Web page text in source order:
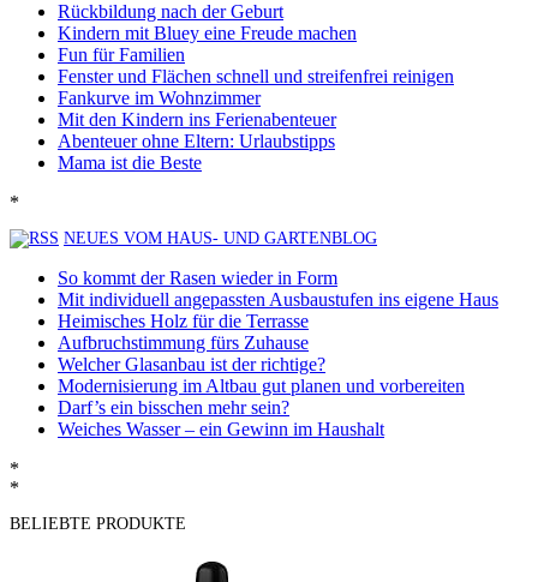
Rückbildung nach der Geburt
Kindern mit Bluey eine Freude machen
Fun für Familien
Fenster und Flächen schnell und streifenfrei reinigen
Fankurve im Wohnzimmer
Mit den Kindern ins Ferienabenteuer
Abenteuer ohne Eltern: Urlaubstipps
Mama ist die Beste
*
NEUES VOM HAUS- UND GARTENBLOG
So kommt der Rasen wieder in Form
Mit individuell angepassten Ausbaustufen ins eigene Haus
Heimisches Holz für die Terrasse
Aufbruchstimmung fürs Zuhause
Welcher Glasanbau ist der richtige?
Modernisierung im Altbau gut planen und vorbereiten
Darf’s ein bisschen mehr sein?
Weiches Wasser – ein Gewinn im Haushalt
*
*
BELIEBTE PRODUKTE